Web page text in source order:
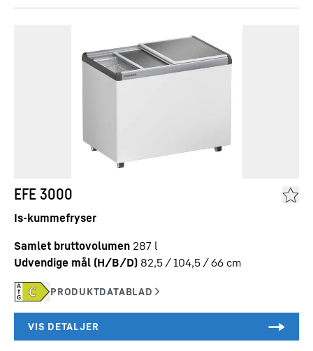
EFE 3000
Is-kummefryser
Samlet bruttovolumen 287 l
Udvendige mål (H/B/D) 82,5 / 104,5 / 66 cm